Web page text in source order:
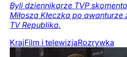
Byli dziennikarze TVP
Miłosza Kłeczka po awanturze
TV Republika.
KrajFilm i telewizjaRozrywka